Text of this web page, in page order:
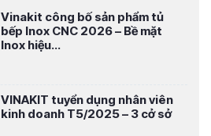
Vinakit công bố sản phẩm tủ
bếp Inox CNC 2026 – Bề mặt
Inox hiệu...
VINAKIT tuyển dụng nhân viên
kinh doanh T5/2025 – 3 cở sở